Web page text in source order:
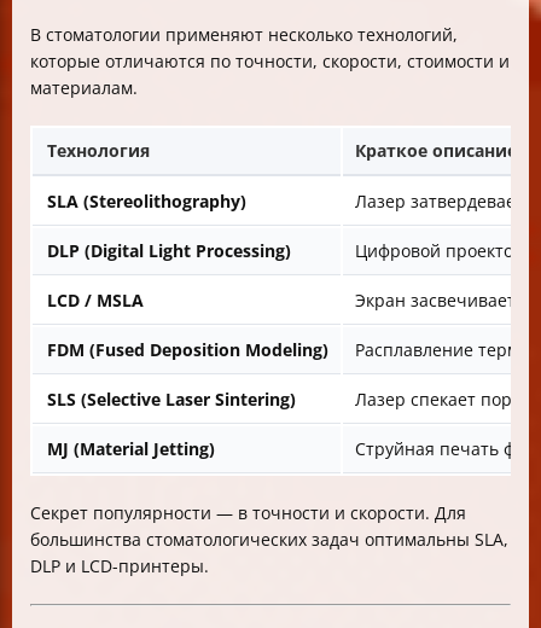
В стоматологии применяют несколько технологий,
которые отличаются по точности, скорости, стоимости и
материалам.
Технология Краткое описание
SLA (Stereolithography) Лазер затвердевает
DLP (Digital Light Processing) Цифровой проектор
LCD / MSLA Экран засвечивает
FDM (Fused Deposition Modeling) Расплавление
SLS (Selective Laser Sintering) Лазер спекает
MJ (Material Jetting) Струйная печать
Секрет популярности — в точности и скорости. Для
большинства стоматологических задач оптимальны SLA,
DLP и LCD-принтеры.